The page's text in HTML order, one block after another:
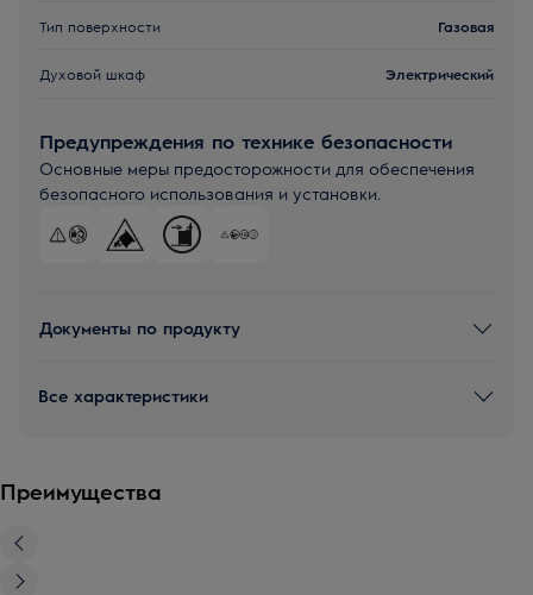
Тип поверхности Газовая
Духовой шкаф Электрический
Предупреждения по технике безопасности
Основные меры предосторожности для обеспечения
безопасного использования и установки.
Документы по продукту
Все характеристики
Преимущества